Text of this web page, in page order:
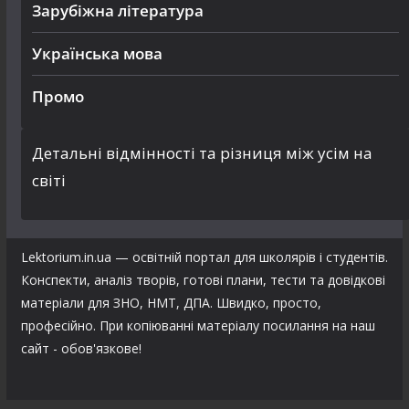
Зарубіжна література
Українська мова
Промо
Детальні відмінності та різниця між усім на
світі
Lektorium.in.ua — освітній портал для школярів і студентів.
Конспекти, аналіз творів, готові плани, тести та довідкові
матеріали для ЗНО, НМТ, ДПА. Швидко, просто,
професійно. При копіюванні матеріалу посилання на наш
сайт - обов'язкове!